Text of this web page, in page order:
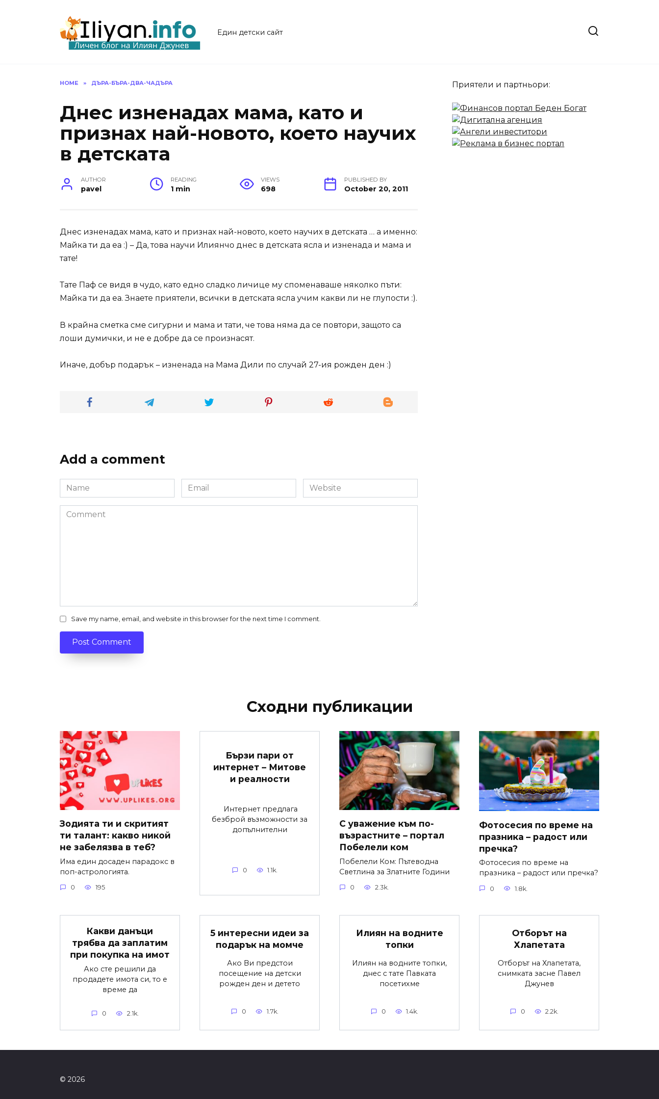
Един детски сайт
HOME » ДЪРА-БЪРА-ДВА-ЧАДЪРА
Днес изненадах мама, като и
признах най-новото, което научих
в детската
AUTHOR
pavel
READING
1 min
VIEWS
698
PUBLISHED BY
October 20, 2011
Днес изненадах мама, като и признах най-новото, което научих в детската … а именно:
Майка ти да еа :) – Да, това научи Илиянчо днес в детската ясла и изненада и мама и
тате!
Тате Паф се видя в чудо, като едно сладко личице му споменаваше няколко пъти:
Майка ти да еа. Знаете приятели, всички в детската ясла учим какви ли не глупости :).
В крайна сметка сме сигурни и мама и тати, че това няма да се повтори, защото са
лоши думички, и не е добре да се произнасят.
Иначе, добър подарък – изненада на Мама Дили по случай 27-ия рожден ден :)
Add a comment
Name
*
Email
*
Website
Comment
Save my name, email, and website in this browser for the next time I comment.
Приятели и партньори:
Сходни публикации
Зодията ти и скритият
ти талант: какво никой
не забелязва в теб?
Има един досаден парадокс в
поп-астрологията.
0 195
Бързи пари от
интернет – Митове
и реалности
Интернет предлага
безброй възможности за
допълнителни
0 1.1k.
С уважение към по-
възрастните – портал
Побелели ком
Побелели Ком: Пътеводна
Светлина за Златните Години
0 2.3k.
Фотосесия по време на
празника – радост или
пречка?
Фотосесия по време на
празника – радост или пречка?
0 1.8k.
Какви данъци
трябва да заплатим
при покупка на имот
Ако сте решили да
продадете имота си, то е
време да
0 2.1k.
5 интересни идеи за
подарък на момче
Ако Ви предстои
посещение на детски
рожден ден и детето
0 1.7k.
Илиян на водните
топки
Илиян на водните топки,
днес с тате Павката
посетихме
0 1.4k.
Отборът на
Хлапетата
Отборът на Хлапетата,
снимката засне Павел
Джунев
0 2.2k.
© 2026